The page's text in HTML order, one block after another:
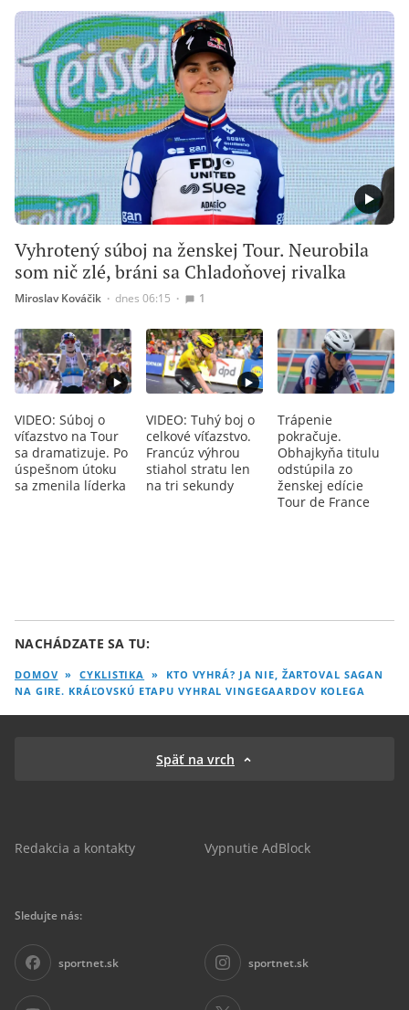
Vyhrotený súboj na ženskej Tour. Neurobila
som nič zlé, bráni sa Chladoňovej rivalka
Miroslav Kováčik ∙ dnes 06:15 ∙ 1
VIDEO: Súboj o
víťazstvo na Tour
sa dramatizuje. Po
úspešnom útoku
sa zmenila líderka
VIDEO: Tuhý boj o
celkové víťazstvo.
Francúz výhrou
stiahol stratu len
na tri sekundy
Trápenie
pokračuje.
Obhajkyňa titulu
odstúpila zo
ženskej edície
Tour de France
NACHÁDZATE SA TU:
DOMOV » CYKLISTIKA »
KTO VYHRÁ? JA NIE, ŽARTOVAL SAGAN
NA GIRE. KRÁĽOVSKÚ ETAPU VYHRAL VINGEGAARDOV KOLEGA
Späť na vrch
Redakcia a kontakty Vypnutie AdBlock
Sledujte nás:
sportnet.sk sportnet.sk